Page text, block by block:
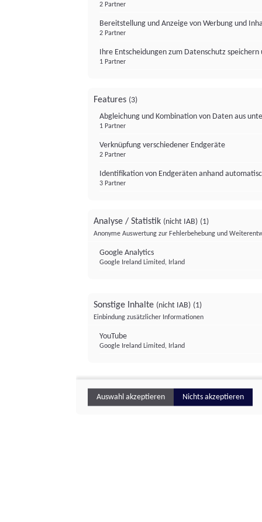
2 Partner
Bereitstellung und Anzeige von Werbung und
2 Partner
Ihre Entscheidungen zum Datenschutz
1 Partner
Features (3)
Abgleichung und Kombination von Daten aus
1 Partner
Verknüpfung verschiedener Endgeräte
2 Partner
Identifikation von Endgeräten anhand
3 Partner
Analyse / Statistik (nicht IAB) (1)
Anonyme Auswertung zur Fehlerbehebung und
Google Analytics
Google Ireland Limited, Irland
Sonstige Inhalte (nicht IAB) (1)
Einbindung zusätzlicher Informationen
YouTube
Google Ireland Limited, Irland
Auswahl akzeptieren Nichts akzeptieren